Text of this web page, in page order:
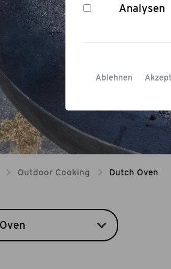
Outdoor Cooking Dutch Oven
Analysen
Ablehnen